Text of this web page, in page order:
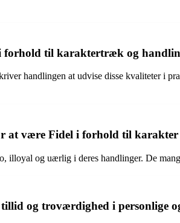
forhold til karaktertræk og
handlingen at udvise disse kvaliteter i
at være Fidel i forhold til
illoyal og uærlig i deres handlinger. De
og troværdighed i personlige